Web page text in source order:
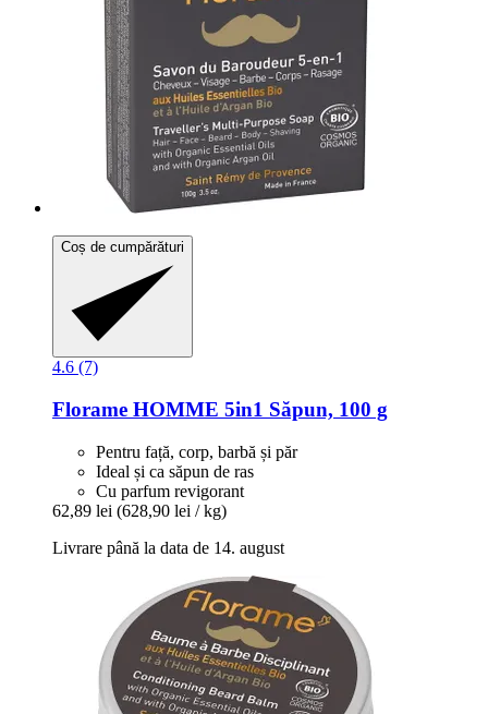
Coș de cumpărături
4.6 (7)
Florame HOMME 5in1 Săpun, 100 g
Pentru față, corp, barbă și păr
Ideal și ca săpun de ras
Cu parfum revigorant
62,89 lei (628,90 lei / kg)
Livrare până la data de 14. august